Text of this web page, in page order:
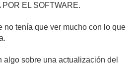
EL SOFTWARE.
no tenía que ver mucho con lo que
algo sobre una actualización del